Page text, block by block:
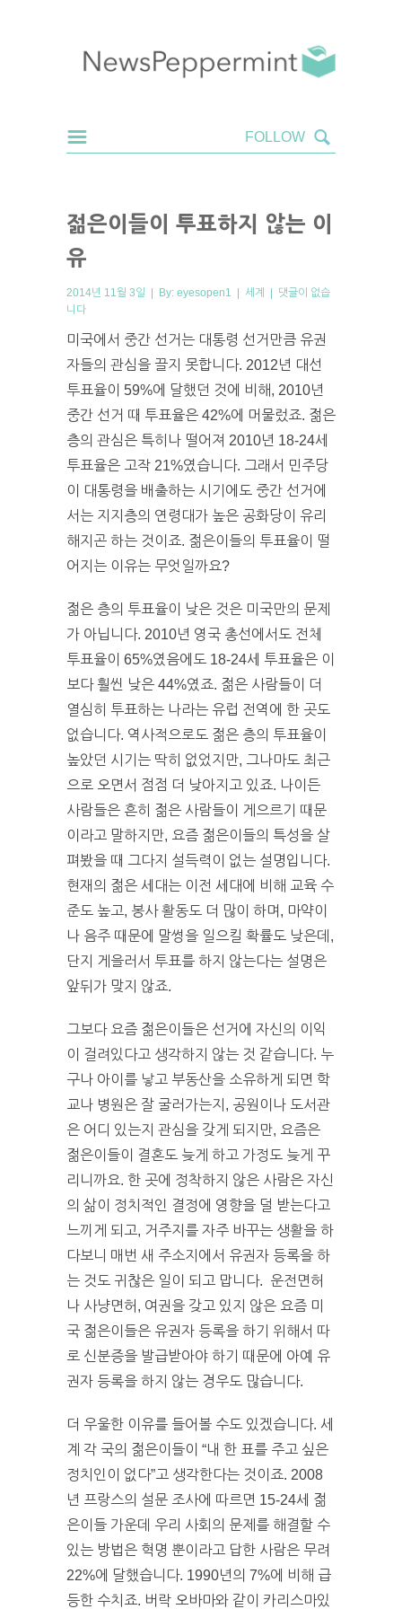
젊은이들이 투표하지 않는 이
유
2014년 11월 3일 | By: eyesopen1 | 세계 | 댓글이 없습
니다
미국에서 중간 선거는 대통령 선거만큼 유권
자들의 관심을 끌지 못합니다. 2012년 대선
투표율이 59%에 달했던 것에 비해, 2010년
중간 선거 때 투표율은 42%에 머물렀죠. 젊은
층의 관심은 특히나 떨어져 2010년 18-24세
투표율은 고작 21%였습니다. 그래서 민주당
이 대통령을 배출하는 시기에도 중간 선거에
서는 지지층의 연령대가 높은 공화당이 유리
해지곤 하는 것이죠. 젊은이들의 투표율이 떨
어지는 이유는 무엇일까요?
젊은 층의 투표율이 낮은 것은 미국만의 문제
가 아닙니다. 2010년 영국 총선에서도 전체
투표율이 65%였음에도 18-24세 투표율은 이
보다 훨씬 낮은 44%였죠. 젊은 사람들이 더
열심히 투표하는 나라는 유럽 전역에 한 곳도
없습니다. 역사적으로도 젊은 층의 투표율이
높았던 시기는 딱히 없었지만, 그나마도 최근
으로 오면서 점점 더 낮아지고 있죠. 나이든
사람들은 흔히 젊은 사람들이 게으르기 때문
이라고 말하지만, 요즘 젊은이들의 특성을 살
펴봤을 때 그다지 설득력이 없는 설명입니다.
현재의 젊은 세대는 이전 세대에 비해 교육 수
준도 높고, 봉사 활동도 더 많이 하며, 마약이
나 음주 때문에 말썽을 일으킬 확률도 낮은데,
단지 게을러서 투표를 하지 않는다는 설명은
앞뒤가 맞지 않죠.
그보다 요즘 젊은이들은 선거에 자신의 이익
이 걸려있다고 생각하지 않는 것 같습니다. 누
구나 아이를 낳고 부동산을 소유하게 되면 학
교나 병원은 잘 굴러가는지, 공원이나 도서관
은 어디 있는지 관심을 갖게 되지만, 요즘은
젊은이들이 결혼도 늦게 하고 가정도 늦게 꾸
리니까요. 한 곳에 정착하지 않은 사람은 자신
의 삶이 정치적인 결정에 영향을 덜 받는다고
느끼게 되고, 거주지를 자주 바꾸는 생활을 하
다보니 매번 새 주소지에서 유권자 등록을 하
는 것도 귀찮은 일이 되고 맙니다. 운전면허
나 사냥면허, 여권을 갖고 있지 않은 요즘 미
국 젊은이들은 유권자 등록을 하기 위해서 따
로 신분증을 발급받아야 하기 때문에 아예 유
권자 등록을 하지 않는 경우도 많습니다.
더 우울한 이유를 들어볼 수도 있겠습니다. 세
계 각 국의 젊은이들이 “내 한 표를 주고 싶은
정치인이 없다”고 생각한다는 것이죠. 2008
년 프랑스의 설문 조사에 따르면 15-24세 젊
은이들 가운데 우리 사회의 문제를 해결할 수
있는 방법은 혁명 뿐이라고 답한 사람은 무려
22%에 달했습니다. 1990년의 7%에 비해 급
등한 수치죠. 버락 오바마와 같이 카리스마있